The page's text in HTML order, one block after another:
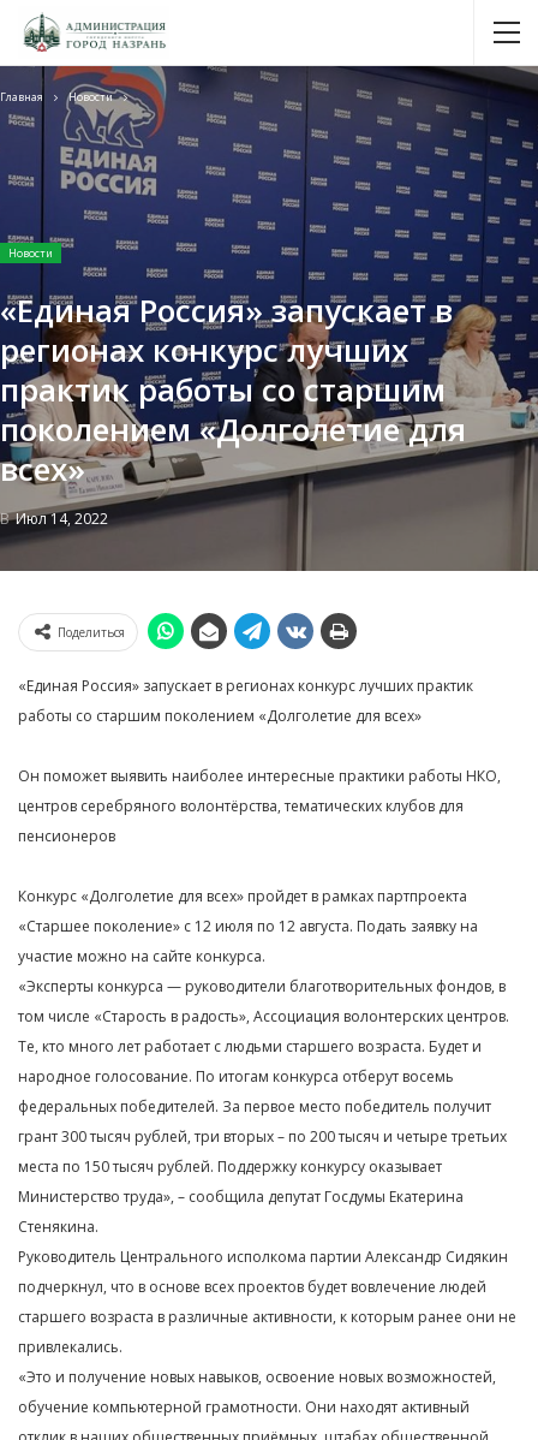
Главная Новости
Новости
«Единая Россия» запускает в
регионах конкурс лучших
практик работы со старшим
поколением «Долголетие для
всех»
ВИюл 14, 2022
Поделиться
«Единая Россия» запускает в регионах конкурс лучших практик
работы со старшим поколением «Долголетие для всех»
Он поможет выявить наиболее интересные практики работы НКО,
центров серебряного волонтёрства, тематических клубов для
пенсионеров
Конкурс «Долголетие для всех» пройдет в рамках партпроекта
«Старшее поколение» с 12 июля по 12 августа. Подать заявку на
участие можно на сайте конкурса.
«Эксперты конкурса — руководители благотворительных фондов, в
том числе «Старость в радость», Ассоциация волонтерских центров.
Те, кто много лет работает с людьми старшего возраста. Будет и
народное голосование. По итогам конкурса отберут восемь
федеральных победителей. За первое место победитель получит
грант 300 тысяч рублей, три вторых – по 200 тысяч и четыре третьих
места по 150 тысяч рублей. Поддержку конкурсу оказывает
Министерство труда», – сообщила депутат Госдумы Екатерина
Стенякина.
Руководитель Центрального исполкома партии Александр Сидякин
подчеркнул, что в основе всех проектов будет вовлечение людей
старшего возраста в различные активности, к которым ранее они не
привлекались.
«Это и получение новых навыков, освоение новых возможностей,
обучение компьютерной грамотности. Они находят активный